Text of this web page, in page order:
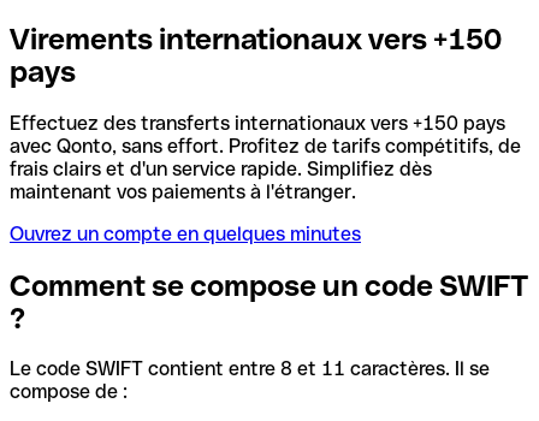
Virements internationaux vers +150
pays
Effectuez des transferts internationaux vers +150 pays
avec Qonto, sans effort. Profitez de tarifs compétitifs, de
frais clairs et d'un service rapide. Simplifiez dès
maintenant vos paiements à l'étranger.
Ouvrez un compte en quelques minutes
Comment se compose un code SWIFT
?
Le code SWIFT contient entre 8 et 11 caractères. Il se
compose de :